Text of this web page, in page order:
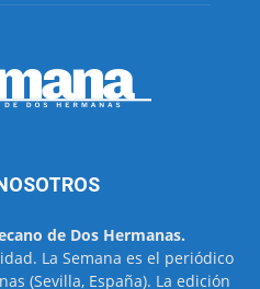
de Dos Hermanas.
La Semana es el periódico
(Sevilla, España). La edición